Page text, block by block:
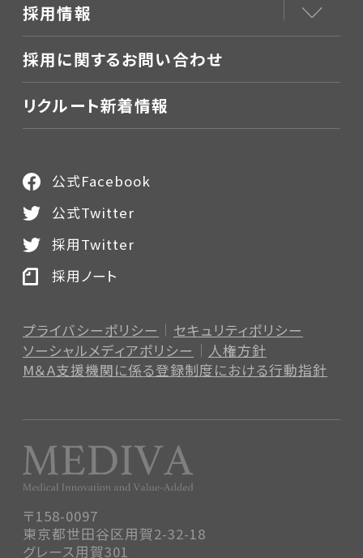
採用情報
採用に関するお問い合わせ
リクルート新着情報
〒158-0097
東京都世田谷区用賀2-32-18
グレース用賀301
プライバシーポリシー
セキュリティポリシー
ソーシャルメディアポリシー
人権方針
M＆A支援機関に係る登録制度における行動指針
公式Facebook
公式Twitter
採用Twitter
採用ノート